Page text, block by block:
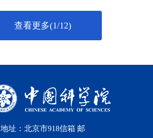
查看更多(1/12)
地址：北京市918信箱 邮